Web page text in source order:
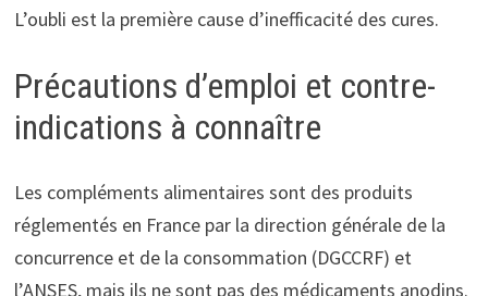
L’oubli est la première cause d’inefficacité des cures.
Précautions d’emploi et contre-
indications à connaître
Les compléments alimentaires sont des produits
réglementés en France par la direction générale de la
concurrence et de la consommation (DGCCRF) et
l’ANSES, mais ils ne sont pas des médicaments anodins.